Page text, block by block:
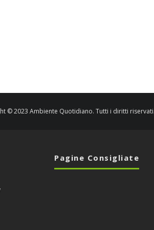
© 2023 Ambiente Quotidiano. Tutti i diritti riservati.
Pagine Consigliate